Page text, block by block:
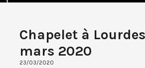
Chapelet à
mars 2020
23/03/2020